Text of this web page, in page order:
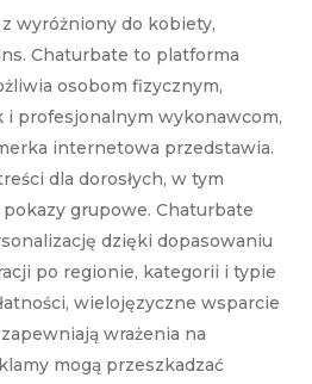
wyróżniony do kobiety,
Chaturbate to platforma
osobom fizycznym,
i profesjonalnym wykonawcom,
internetowa przedstawia.
dla dorosłych, w tym
grupowe. Chaturbate
dzięki dopasowaniu
po regionie, kategorii i typie
wielojęzyczne wsparcie
wrażenia na
mogą przeszkadzać